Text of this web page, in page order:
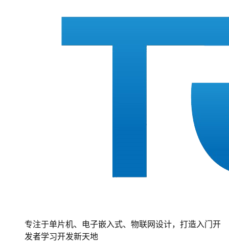
专注于单片机、电子嵌入式、物联网设计，打造入门开
发者学习开发新天地